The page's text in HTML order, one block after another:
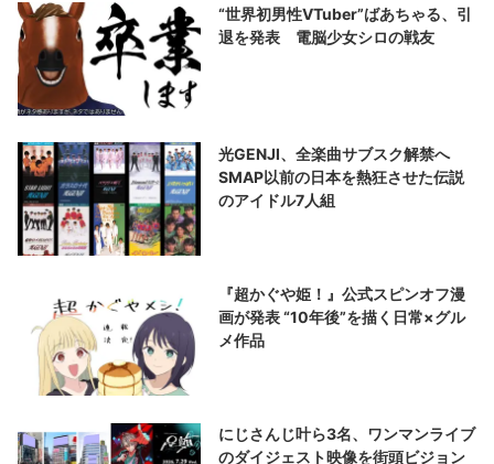
“世界初男性VTuber”ばあちゃる、引
退を発表 電脳少女シロの戦友
光GENJI、全楽曲サブスク解禁へ
SMAP以前の日本を熱狂させた伝説
のアイドル7人組
『超かぐや姫！』公式スピンオフ漫
画が発表 “10年後”を描く日常×グル
メ作品
にじさんじ叶ら3名、ワンマンライブ
のダイジェスト映像を街頭ビジョン